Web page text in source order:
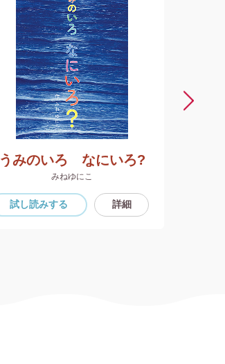
うみのいろ なにいろ?
みねゆにこ
試し読みする 詳細